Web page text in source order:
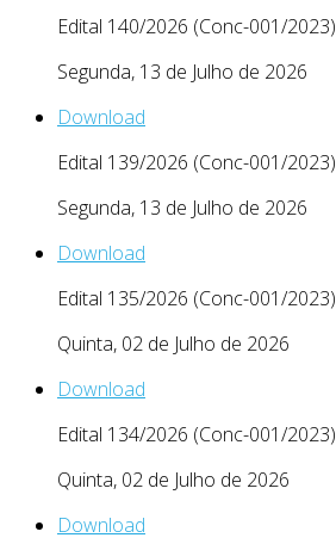
Edital 140/2026 (Conc-001/2023)
Segunda, 13 de Julho de 2026
Download
Edital 139/2026 (Conc-001/2023)
Segunda, 13 de Julho de 2026
Download
Edital 135/2026 (Conc-001/2023)
Quinta, 02 de Julho de 2026
Download
Edital 134/2026 (Conc-001/2023)
Quinta, 02 de Julho de 2026
Download